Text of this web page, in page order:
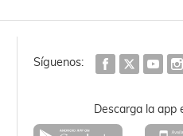
Síguenos:
Descarga la app